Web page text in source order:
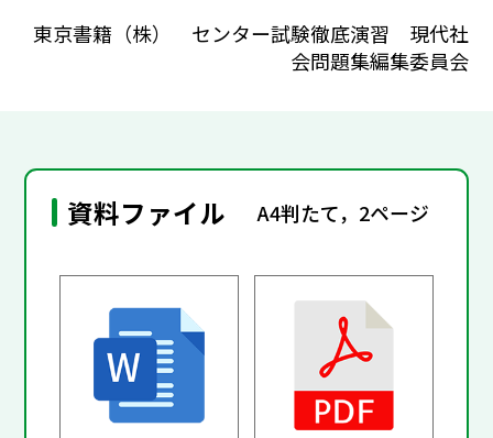
東京書籍（株） センター試験徹底演習 現代社
会問題集編集委員会
資料ファイル A4判たて，2ページ